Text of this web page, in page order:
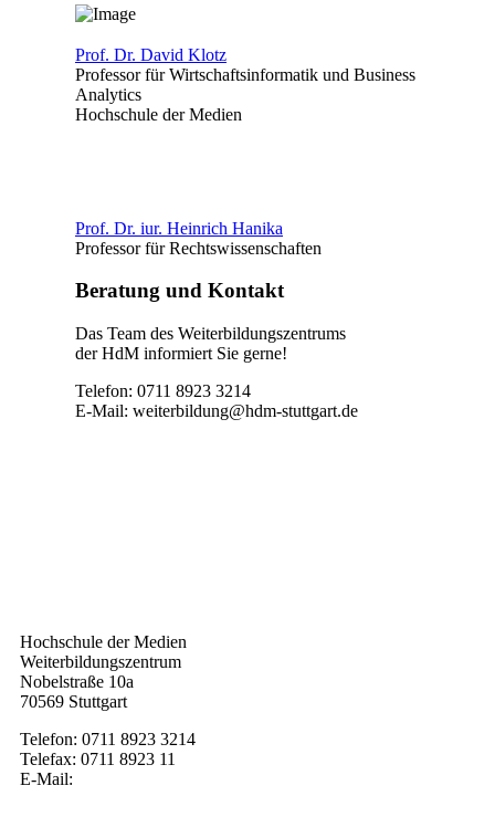
Prof. Dr. David Klotz
Professor für Wirtschaftsinformatik und Business
Analytics
Hochschule der Medien
Prof. Dr. iur. Heinrich Hanika
Professor für Rechtswissenschaften
Beratung und Kontakt
Das Team des Weiterbildungszentrums
der HdM informiert Sie gerne!
Telefon: 0711 8923 3214
E-Mail: weiterbildung@hdm-stuttgart.de
Hochschule der Medien
Weiterbildungszentrum
Nobelstraße 10a
70569 Stuttgart
Telefon: 0711 8923 3214
Telefax: 0711 8923 11
E-Mail: